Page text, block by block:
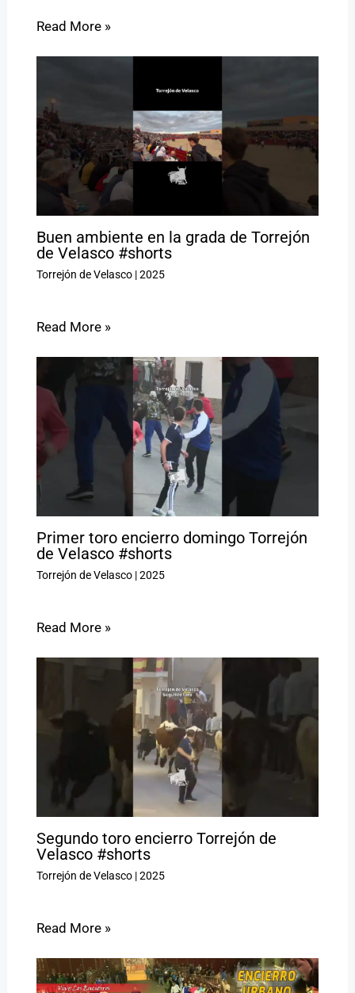
Read More »
Buen ambiente en la grada de Torrejón
de Velasco #shorts
Torrejón de Velasco|2025
Read More »
Primer toro encierro domingo Torrejón
de Velasco #shorts
Torrejón de Velasco|2025
Read More »
Segundo toro encierro Torrejón de
Velasco #shorts
Torrejón de Velasco|2025
Read More »